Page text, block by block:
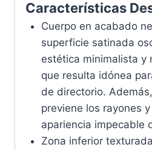
Características
Cuerpo en acabado
superficie satinada
estética minimalista y
que resulta idónea
de directorio.
previene los rayones
apariencia impecable
Zona inferior